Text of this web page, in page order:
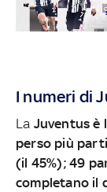
I numeri di
La Juventus è
perso più
(il 45%); 49
completano il